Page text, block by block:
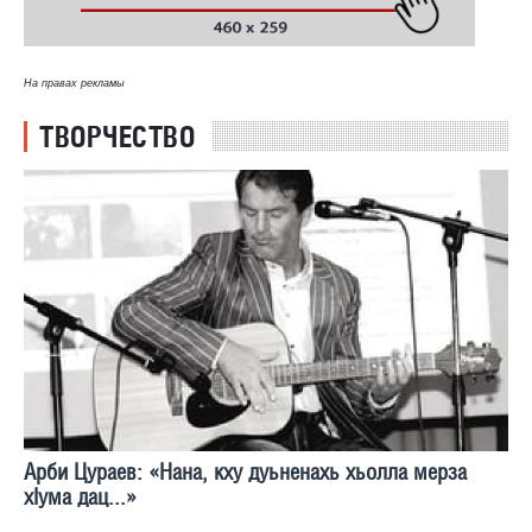
На правах рекламы
ТВОРЧЕСТВО
Арби Цураев: «Нана, кху дуьненахь хьолла мерза
хIума дац...»